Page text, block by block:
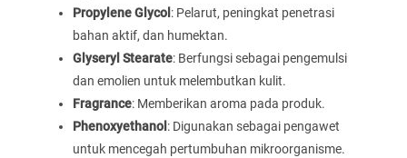
Propylene Glycol : Pelarut, peningkat penetrasi
bahan aktif, dan humektan.
Glyseryl Stearate: Berfungsi sebagai pengemulsi
dan emolien untuk melembutkan kulit.
Fragrance: Memberikan aroma pada produk.
Phenoxyethanol : Digunakan sebagai pengawet
untuk mencegah pertumbuhan mikroorganisme.